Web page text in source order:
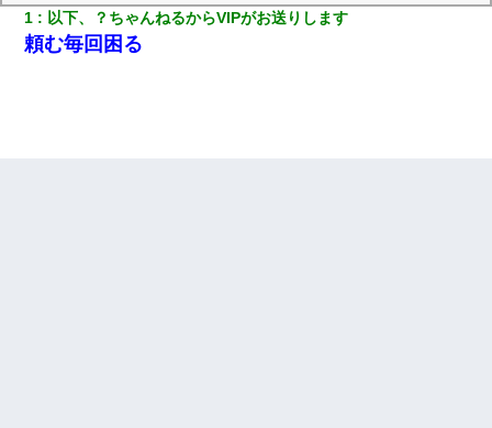
1 以下、？ちゃんねるからVIPがお送りします
頼む毎回困る